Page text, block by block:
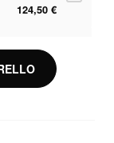
124,50 €
93,50 €